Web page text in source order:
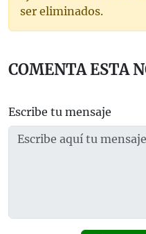
ser eliminados.
COMENTA ESTA
Escribe tu mensaje